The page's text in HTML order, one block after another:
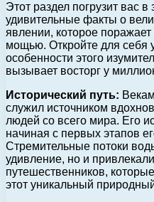
Этот раздел погрузит вас
удивительные факты о
явлении, которое
мощью. Откройте для себя
особенности этого
вызывает восторг у
Исторический путь:
служил источником
людей со всего мира. Его
начиная с первых этапов
Стремительные потоки
удивление, но и
путешественников,
этот уникальный